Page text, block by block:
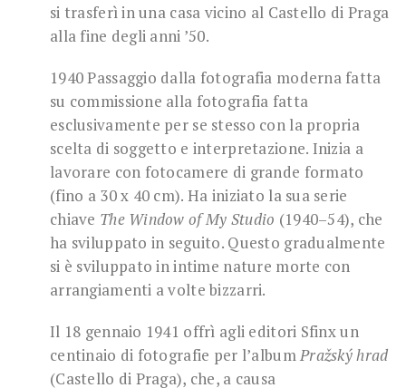
si trasferì in una casa vicino al Castello di Praga
alla fine degli anni ’50.
1940 Passaggio dalla fotografia moderna fatta
su commissione alla fotografia fatta
esclusivamente per se stesso con la propria
scelta di soggetto e interpretazione. Inizia a
lavorare con fotocamere di grande formato
(fino a 30 x 40 cm). Ha iniziato la sua serie
chiave The Window of My Studio (1940–54), che
ha sviluppato in seguito. Questo gradualmente
si è sviluppato in intime nature morte con
arrangiamenti a volte bizzarri.
Il 18 gennaio 1941 offrì agli editori Sfinx un
centinaio di fotografie per l’albumPražský hrad
(Castello di Praga), che, a causa